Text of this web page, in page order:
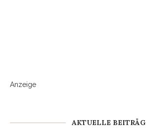
Anzeige
AKTUELLE